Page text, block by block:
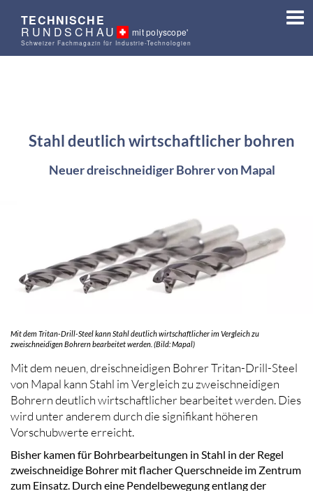
TECHNISCHE
RUNDSCHAU mit polyscope'
Schweizer Fachmagazin für Industrie-Technologien
Stahl deutlich wirtschaftlicher bohren
Neuer dreischneidiger Bohrer von Mapal
Mit dem Tritan-Drill-Steel kann Stahl deutlich wirtschaftlicher im Vergleich zu
zweischneidigen Bohrern bearbeitet werden. (Bild: Mapal)
Mit dem neuen, dreischneidigen Bohrer Tritan-Drill-Steel
von Mapal kann Stahl im Vergleich zu zweischneidigen
Bohrern deutlich wirtschaftlicher bearbeitet werden. Dies
wird unter anderem durch die signifikant höheren
Vorschubwerte erreicht.
Bisher kamen für Bohrbearbeitungen in Stahl in der Regel
zweischneidige Bohrer mit flacher Querschneide im Zentrum
zum Einsatz. Durch eine Pendelbewegung entlang der